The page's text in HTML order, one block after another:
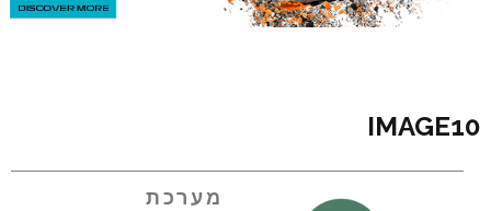
IMAGE10
מערכת